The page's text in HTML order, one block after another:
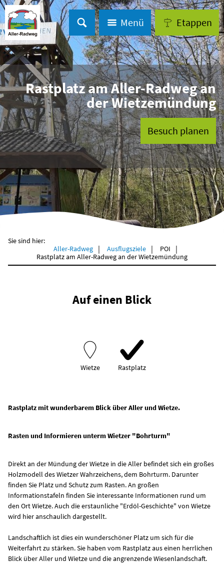
Menü Etappen
© Partner der Lüneburger Heide GmbH
Rastplatz am Aller-Radweg an
der Wietzemündung
Besuch planen
Sie sind hier:
Aller-Radweg
Ausflugsziele
POI
Rastplatz am Aller-Radweg an der Wietzemündung
Auf einen Blick
Wietze Rastplatz
Rastplatz mit wunderbarem Blick über Aller und Wietze.
Rasten und Informieren unterm Wietzer "Bohrturm"
Direkt an der Mündung der Wietze in die Aller befindet sich ein großes
Holzmodell des Wietzer Wahrzeichens, dem Bohrturm. Darunter
finden Sie Platz und Schutz zum Rasten. An großen
Informationstafeln finden Sie interessante Informationen rund um
den Ort Wietze. Auch die erstaunliche "Erdöl-Geschichte" von Wietze
wird hier anschaulich dargestellt.
Landschaftlich ist dies ein wunderschöner Platz um sich für die
Weiterfahrt zu stärken. Sie haben vom Rastplatz aus einen herrlichen
Blick über Aller und Wietze und die angrenzende Wiesenlandschaft.